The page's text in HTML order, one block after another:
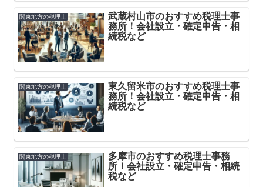
関東地方の税理士
武蔵村山市のおすすめ税理士事
務所！会社設立・確定申告・相
続税など
関東地方の税理士
東久留米市のおすすめ税理士事
務所！会社設立・確定申告・相
続税など
関東地方の税理士
多摩市のおすすめ税理士事務
所！会社設立・確定申告・相続
税など